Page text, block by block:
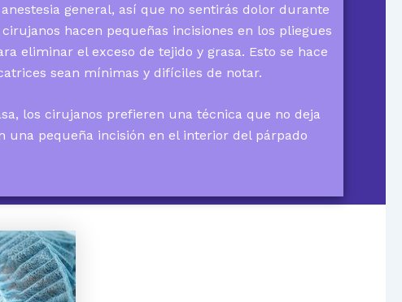
general, así que no sentirás dolor durante
hacen pequeñas incisiones en los pliegues
eliminar el exceso de tejido y grasa. Esto se hace
sean mínimas y difíciles de notar.
los cirujanos prefieren una técnica que no deja
una pequeña incisión en el interior del párpado